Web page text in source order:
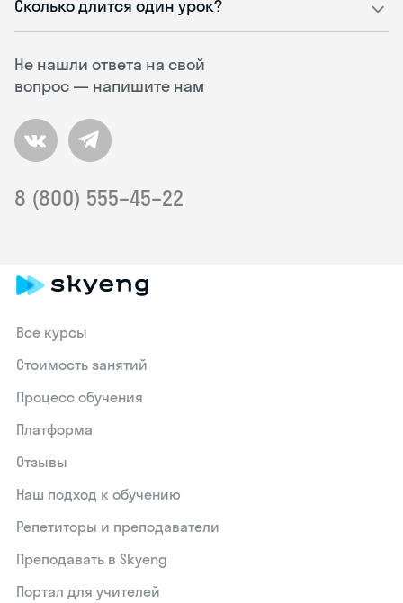
Не нашли ответа на свой
вопрос — напишите нам
8 (800) 555–45–22
Сколько длится один урок?
Все курсы
Стоимость занятий
Процесс обучения
Платформа
Отзывы
Наш подход к обучению
Репетиторы и преподаватели
Преподавать в Skyeng
Портал для учителей